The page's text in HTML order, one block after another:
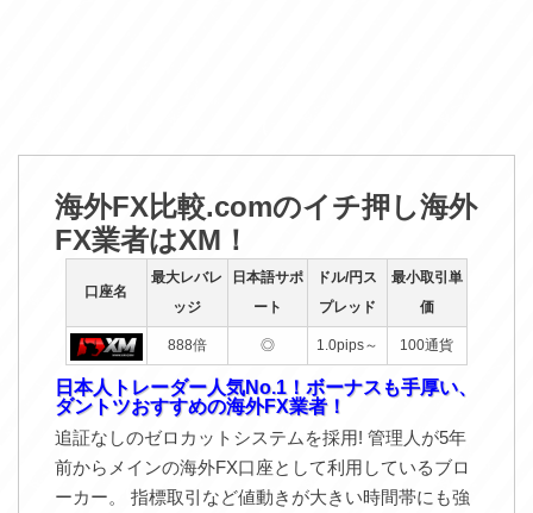
海外FX比較.comのイチ押し海外
FX業者はXM！
口座名
最大レバレ
ッジ
日本語サポ
ート
ドル/円ス
プレッド
最小取引単
価
888倍 ◎ 1.0pips～ 100通貨
日本人トレーダー人気No.1！ボーナスも手厚い、
ダントツおすすめの海外FX業者！
追証なしのゼロカットシステムを採用! 管理人が5年
前からメインの海外FX口座として利用しているブロ
ーカー。 指標取引など値動きが大きい時間帯にも強